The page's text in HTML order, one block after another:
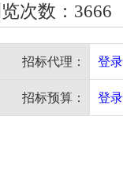
次数： 3666
招标代理： 登
招标预算： 登